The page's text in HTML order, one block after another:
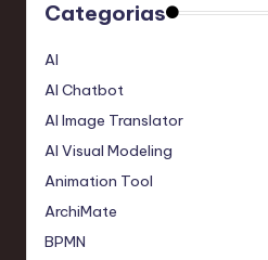
Categorias
AI
AI Chatbot
AI Image Translator
AI Visual Modeling
Animation Tool
ArchiMate
BPMN